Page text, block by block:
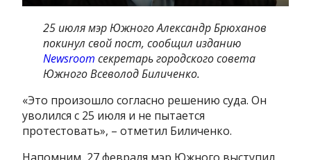
25 июля мэр Южного Александр Брюханов
покинул свой пост, сообщил изданию
Newsroom секретарь городского совета
Южного Всеволод Биличенко.
«Это произошло согласно решению суда. Он
уволился с 25 июля и не пытается
протестовать», – отметил Биличенко.